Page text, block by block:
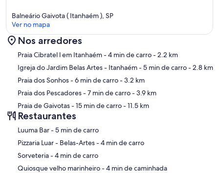
Mapa
Balneário Gaivota ( Itanhaém ), SP
Ver no mapa
Nos arredores
Praia Cibratel l em Itanhaém- 4 min de carro- 2.2 km
Igreja do Jardim Belas Artes - Itanhaém- 5 min de carro- 2.8 km
Praia dos Sonhos- 6 min de carro- 3.2 km
Praia dos Pescadores- 7 min de carro- 3.9 km
Praia de Gaivotas- 15 min de carro- 11.5 km
Restaurantes
‪Luuma Bar - ‬5 min de carro
‪Pizzaria Luar - Belas-Artes - ‬4 min de carro
‪Sorveteria - ‬4 min de carro
‪Quiosque velho marinheiro - ‬4 min de caminhada